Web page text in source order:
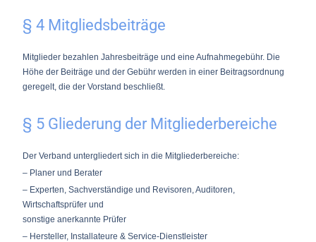
§ 4 Mitgliedsbeiträge
Mitglieder bezahlen Jahresbeiträge und eine Aufnahmegebühr. Die
Höhe der Beiträge und der Gebühr werden in einer Beitragsordnung
geregelt, die der Vorstand beschließt.
§ 5 Gliederung der Mitgliederbereiche
Der Verband untergliedert sich in die Mitgliederbereiche:
– Planer und Berater
– Experten, Sachverständige und Revisoren, Auditoren,
Wirtschaftsprüfer und
sonstige anerkannte Prüfer
– Hersteller, Installateure & Service-Dienstleister